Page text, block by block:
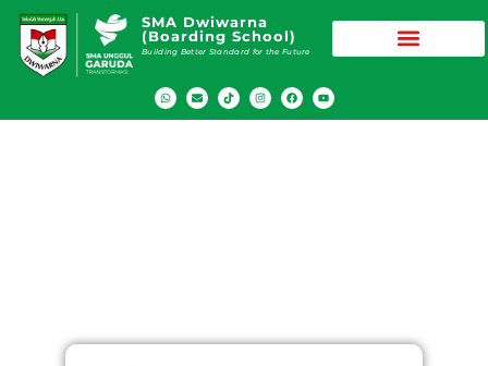
SMA Dwiwarna
(Boarding School)
Building Better Standard for the Future